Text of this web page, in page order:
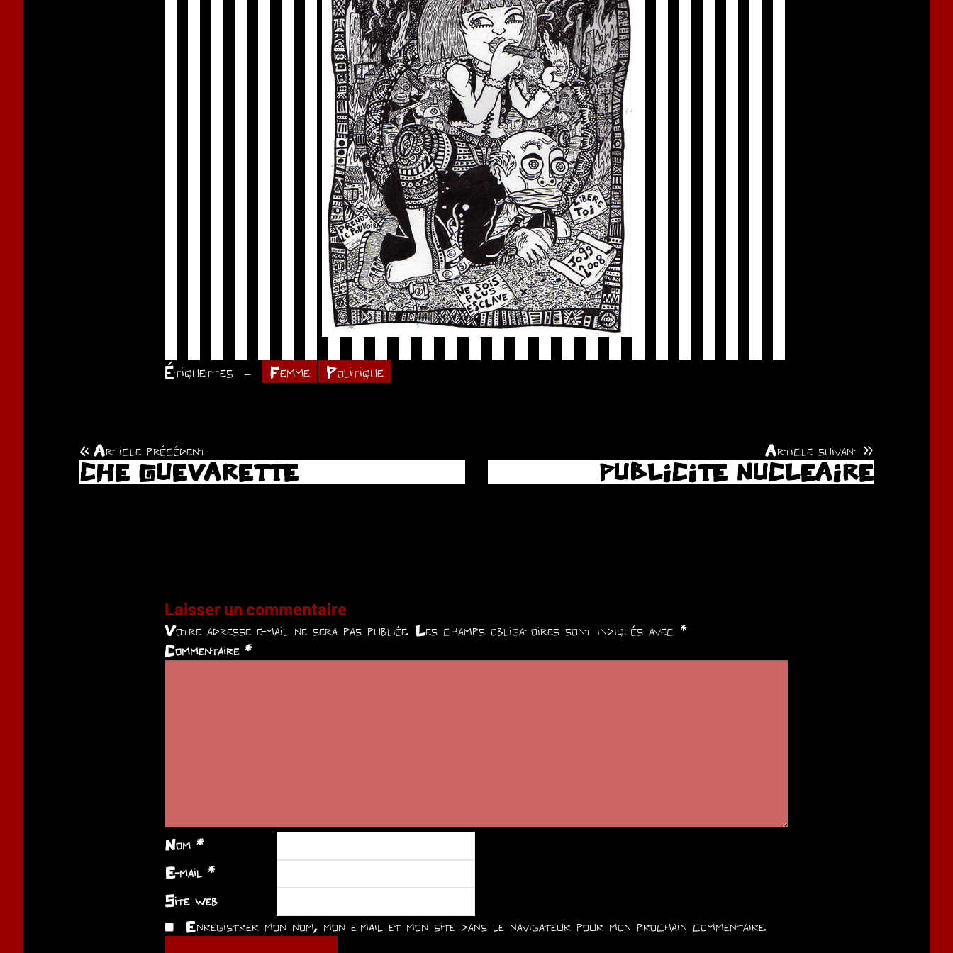
Étiquettes Femme Politique
Navigation
de
Article précédent
CHE GUEVARETTE
Article suivant
PUBLICITE NUCLEAIRE
Laisser un commentaire
Votre adresse e-mail ne sera pas publiée. Les champs obligatoires sont indiqués avec *
Commentaire *
Nom *
E-mail *
Site web
Enregistrer mon nom, mon e-mail et mon site dans le navigateur pour mon prochain commentaire.